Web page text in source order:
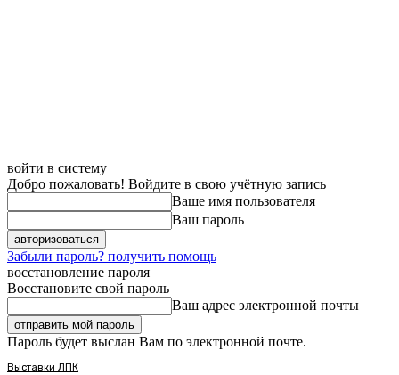
войти в систему
Добро пожаловать! Войдите в свою учётную запись
Ваше имя пользователя
Ваш пароль
Забыли пароль? получить помощь
восстановление пароля
Восстановите свой пароль
Ваш адрес электронной почты
Пароль будет выслан Вам по электронной почте.
Выставки ЛПК